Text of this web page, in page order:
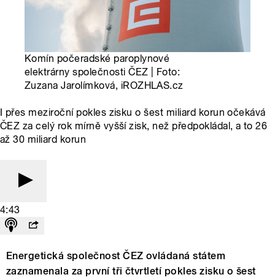
Komín počeradské paroplynové
elektrárny společnosti ČEZ | Foto:
Zuzana Jarolímková, iROZHLAS.cz
I přes meziroční pokles zisku o šest miliard korun očekává
ČEZ za celý rok mírně vyšší zisk, než předpokládal, a to 26
až 30 miliard korun
4:43
Energetická společnost ČEZ ovládaná státem
zaznamenala za první tři čtvrtletí pokles zisku o šest